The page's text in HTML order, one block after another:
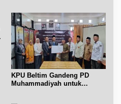
KPU Beltim Gandeng PD
Muhammadiyah untuk